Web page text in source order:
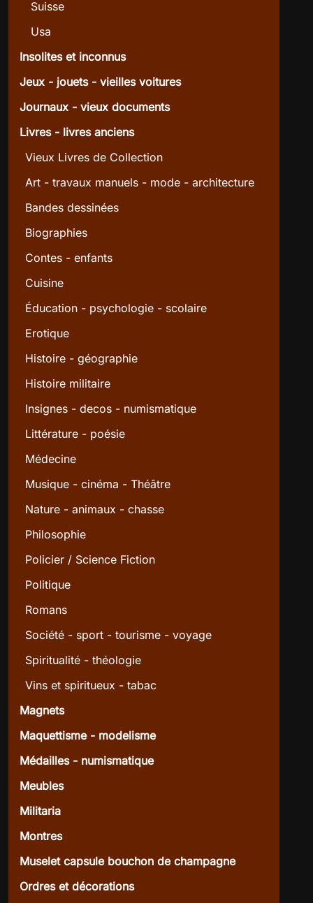
Suisse
Usa
Insolites et inconnus
Jeux - jouets - vieilles voitures
Journaux - vieux documents
Livres - livres anciens
Vieux Livres de Collection
Art - travaux manuels - mode - architecture
Bandes dessinées
Biographies
Contes - enfants
Cuisine
Éducation - psychologie - scolaire
Erotique
Histoire - géographie
Histoire militaire
Insignes - decos - numismatique
Littérature - poésie
Médecine
Musique - cinéma - Théâtre
Nature - animaux - chasse
Philosophie
Policier / Science Fiction
Politique
Romans
Société - sport - tourisme - voyage
Spiritualité - théologie
Vins et spiritueux - tabac
Magnets
Maquettisme - modelisme
Médailles - numismatique
Meubles
Militaria
Montres
Muselet capsule bouchon de champagne
Ordres et décorations